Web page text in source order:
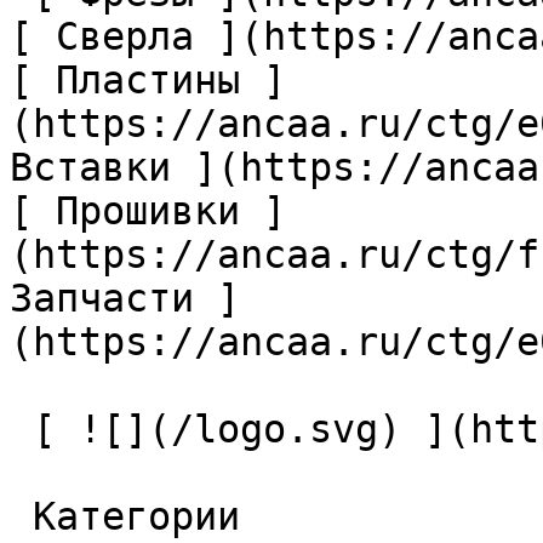
[ Сверла ](https://
[ Пластины ]
(https://ancaa.ru/ctg/
Вставки ](https://
[ Прошивки ]
(https://ancaa.ru/ctg/
Запчасти ]
(https://ancaa.ru/ctg/